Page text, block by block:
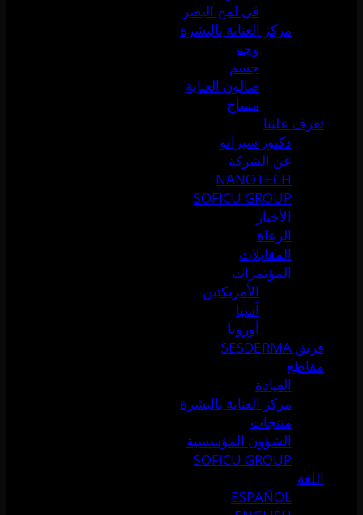
في لمح البصر
مركز العناية بالبشرة
وجه
جسم
صالون العناية
مساج
تعرف علينا
دكتور سيرانو
عن الشركة
NANOTECH
SOFICU GROUP
الأخبار
الرعاة
المقابلات
المؤتمرات
الأمريكتين
آسيا
أوروبا
فريق SESDERMA
مقاطع
العيادة
مركز العناية بالبشرة
منتجات
الشؤون المؤسسية
SOFICU GROUP
اللغة
ESPAÑOL